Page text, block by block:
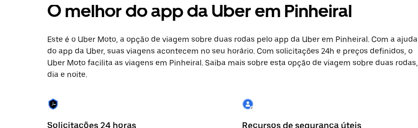
O melhor do app da Uber em Pinheiral
Este é o Uber Moto, a opção de viagem sobre duas rodas pelo app da Uber em Pinheiral. Com a ajuda
do app da Uber, suas viagens acontecem no seu horário. Com solicitações 24h e preços definidos, o
Uber Moto facilita as viagens em Pinheiral. Saiba mais sobre esta opção de viagem sobre duas rodas,
dia e noite.
Solicitações 24 horas Recursos de segurança úteis